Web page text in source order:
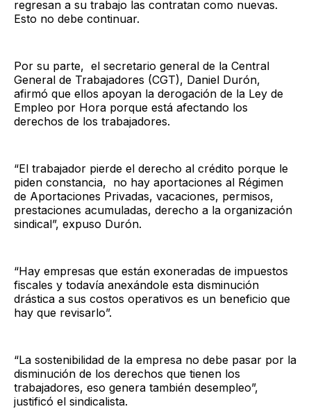
regresan a su trabajo las contratan como nuevas.
Esto no debe continuar.
Por su parte, el secretario general de la Central
General de Trabajadores (CGT), Daniel Durón,
afirmó que ellos apoyan la derogación de la Ley de
Empleo por Hora porque está afectando los
derechos de los trabajadores.
“El trabajador pierde el derecho al crédito porque le
piden constancia, no hay aportaciones al Régimen
de Aportaciones Privadas, vacaciones, permisos,
prestaciones acumuladas, derecho a la organización
sindical”, expuso Durón.
“Hay empresas que están exoneradas de impuestos
fiscales y todavía anexándole esta disminución
drástica a sus costos operativos es un beneficio que
hay que revisarlo”.
“La sostenibilidad de la empresa no debe pasar por la
disminución de los derechos que tienen los
trabajadores, eso genera también desempleo”,
justificó el sindicalista.